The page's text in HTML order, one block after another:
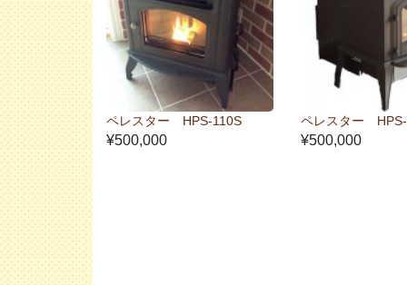
ペレスター HPS-110S
¥500,000
ペレスター
¥500,000